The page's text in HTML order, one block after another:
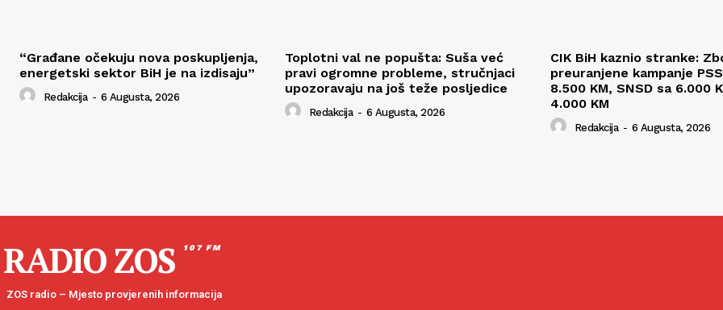
“Građane očekuju nova poskupljenja,
energetski sektor BiH je na izdisaju”
Redakcija - 6 Augusta, 2026
Toplotni val ne popušta: Suša već
pravi ogromne probleme, stručnjaci
upozoravaju na još teže posljedice
Redakcija - 6 Augusta, 2026
CIK BiH kaznio stranke:
preuranjene kampanje
8.500 KM, SNSD sa 6.000
4.000 KM
Redakcija - 6 Augusta, 2026
RADIO ZOS 107 FM
ZOS radio – Mjesto provjerenih informacija